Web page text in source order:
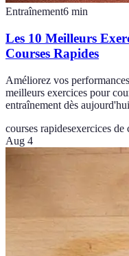
Entraînement6 min
Les 10 Meilleurs
Courses Rapides
Améliorez vos
meilleurs exercices pour
entraînement dès
courses rapidesexercices de
Aug 4